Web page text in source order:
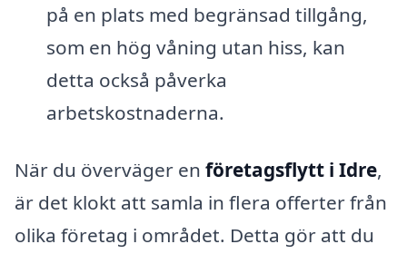
på en plats med begränsad tillgång,
som en hög våning utan hiss, kan
detta också påverka
arbetskostnaderna.
När du överväger en företagsflytt i Idre,
är det klokt att samla in flera offerter från
olika företag i området. Detta gör att du